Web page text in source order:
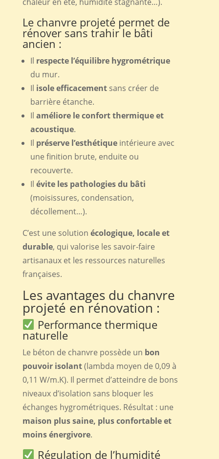
Le chanvre projeté permet de
rénover sans trahir le bâti
ancien :
Il respecte l’équilibre hygrométrique
du mur.
Il isole efficacementsans créer de
barrière étanche.
Il améliore le confort thermique et
acoustique.
Il préserve l’esthétiqueintérieure avec
une finition brute, enduite ou
recouverte.
Il évite les pathologies du bâti
(moisissures, condensation,
décollement…).
C’est une solution écologique, locale et
durable, qui valorise les savoir-faire
artisanaux et les ressources naturelles
françaises.
Les avantages du chanvre
projeté en rénovation :
Performance thermique
naturelle
Le béton de chanvre possède un bon
pouvoir isolant(lambda moyen de 0,09 à
0,11 W/m.K). Il permet d’atteindre de bons
niveaux d’isolation sans bloquer les
échanges hygrométriques. Résultat : une
maison plus saine, plus confortable et
moins énergivore.
Régulation de l’humidité